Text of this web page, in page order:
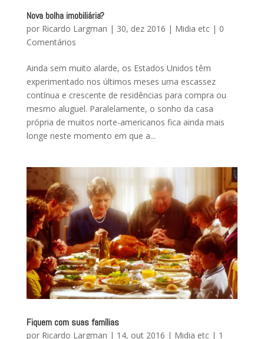
Nova bolha imobiliária?
por Ricardo Largman | 30, dez 2016 | Midia etc| 0
Comentários
Ainda sem muito alarde, os Estados Unidos têm
experimentado nos últimos meses uma escassez
contínua e crescente de residências para compra ou
mesmo aluguel. Paralelamente, o sonho da casa
própria de muitos norte-americanos fica ainda mais
longe neste momento em que a...
Fiquem com suas famílias
por Ricardo Largman | 14, out 2016 | Midia etc| 1